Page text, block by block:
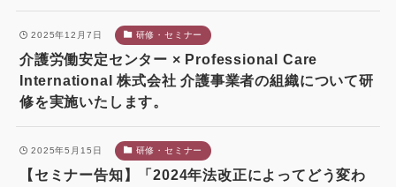
2025年12月7日 研修・セミナー
介護労働安定センター × Professional Care
International 株式会社 介護事業者の組織について研
修を実施いたします。
2025年5月15日 研修・セミナー
【セミナー告知】「2024年法改正によってどう変わ